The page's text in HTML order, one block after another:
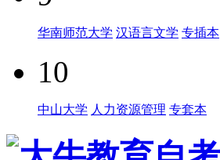
华南师范大学 汉语言文学 专插本
10
中山大学 人力资源管理 专套本